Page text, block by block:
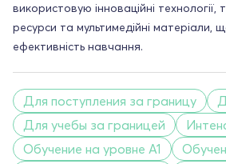
використовую інноваційні технології,
ресурси та мультимедійні матеріали,
ефективність навчання.
Для поступления за границу
Для учебы за границей
Обучение на уровне A1